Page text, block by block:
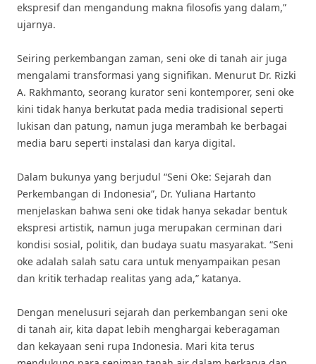
ekspresif dan mengandung makna filosofis yang dalam,”
ujarnya.
Seiring perkembangan zaman, seni oke di tanah air juga
mengalami transformasi yang signifikan. Menurut Dr. Rizki
A. Rakhmanto, seorang kurator seni kontemporer, seni oke
kini tidak hanya berkutat pada media tradisional seperti
lukisan dan patung, namun juga merambah ke berbagai
media baru seperti instalasi dan karya digital.
Dalam bukunya yang berjudul “Seni Oke: Sejarah dan
Perkembangan di Indonesia”, Dr. Yuliana Hartanto
menjelaskan bahwa seni oke tidak hanya sekadar bentuk
ekspresi artistik, namun juga merupakan cerminan dari
kondisi sosial, politik, dan budaya suatu masyarakat. “Seni
oke adalah salah satu cara untuk menyampaikan pesan
dan kritik terhadap realitas yang ada,” katanya.
Dengan menelusuri sejarah dan perkembangan seni oke
di tanah air, kita dapat lebih menghargai keberagaman
dan kekayaan seni rupa Indonesia. Mari kita terus